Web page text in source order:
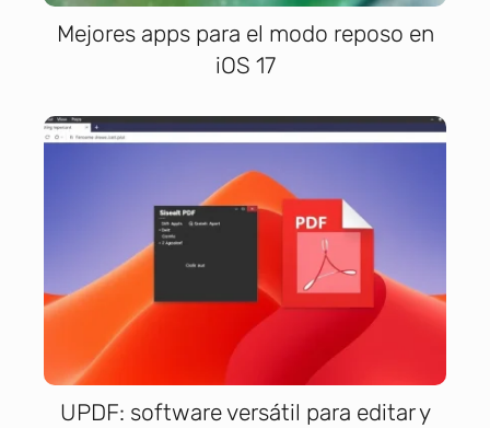
Mejores apps para el modo reposo en
iOS 17
UPDF: software versátil para editar y